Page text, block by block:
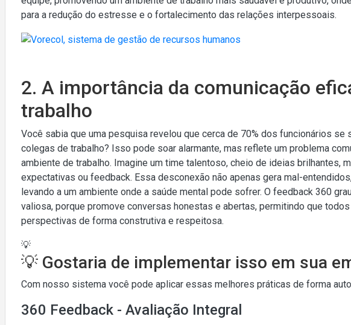
para a redução do estresse e o fortalecimento das relações interpessoais.
2. A importância da comunicação
trabalho
Você sabia que uma pesquisa revelou que cerca de 70% dos funcionários
colegas de trabalho? Isso pode soar alarmante, mas reflete um problema
ambiente de trabalho. Imagine um time talentoso, cheio de ideias brilhantes,
expectativas ou feedback. Essa desconexão não apenas gera mal-
levando a um ambiente onde a saúde mental pode sofrer. O feedback 360
valiosa, porque promove conversas honestas e abertas, permitindo que
perspectivas de forma construtiva e respeitosa.
💡
💡 Gostaria de implementar isso em sua
Com nosso sistema você pode aplicar essas melhores práticas de forma
360 Feedback - Avaliação Integral